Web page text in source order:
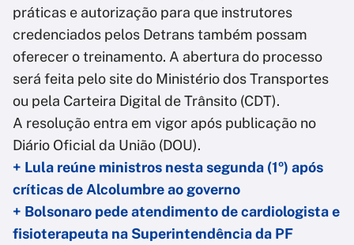
práticas e autorização para que instrutores
credenciados pelos Detrans também possam
oferecer o treinamento. A abertura do processo
será feita pelo site do Ministério dos Transportes
ou pela Carteira Digital de Trânsito (CDT).
A resolução entra em vigor após publicação no
Diário Oficial da União (DOU).
+ Lula reúne ministros nesta segunda (1º) após
críticas de Alcolumbre ao governo
+ Bolsonaro pede atendimento de cardiologista e
fisioterapeuta na Superintendência da PF